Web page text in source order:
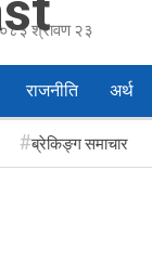
श्रावण २३
राजनीति अर्थ
ब्रेकिङ्ग समाचार